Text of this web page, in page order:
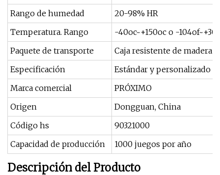
Rango de humedad
20-98% HR
Temperatura. Rango
-40oc~+150oc o -
Paquete de transporte
Caja resistente de madera
Especificación
Estándar y personalizado
Marca comercial
PRÓXIMO
Origen
Dongguan, China
Código hs
90321000
Capacidad de producción
1000 juegos por año
Descripción del Producto